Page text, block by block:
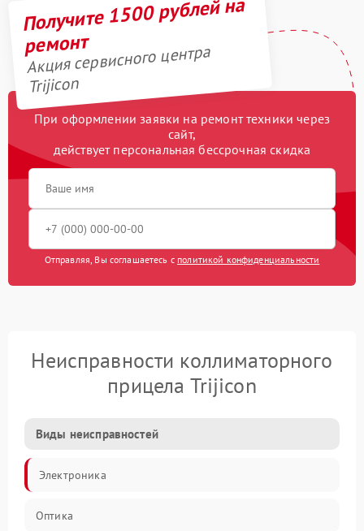
Получите 1500 рублей на
ремонт
Акция сервисного центра
Trijicon
При оформлении заявки на ремонт техники через
сайт,
действует персональная бессрочная скидка
Отправляя, Вы соглашаетесь с политикой конфиденциальности
Неисправности коллиматорного
прицела Trijicon
Виды неисправностей
Электроника
Оптика